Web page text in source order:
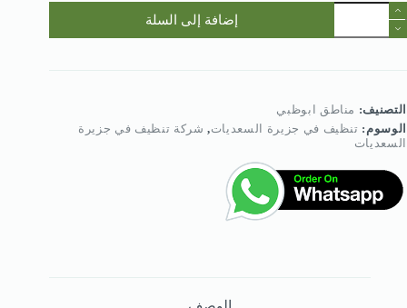
كمية
شركة
تنظيف
إضافة إلى السلة
التصنيف: مناطق ابوظبي
الوسوم: تنظيف في جزيرة السعديات, شركة تنظيف في جزيرة
السعديات